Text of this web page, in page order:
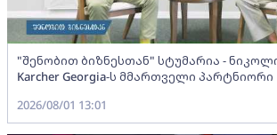
"შენობით ბიზნესთან" სტუმარია -
Karcher Georgia-ს მმართველი პარტნიორი
2026/08/01 13:01